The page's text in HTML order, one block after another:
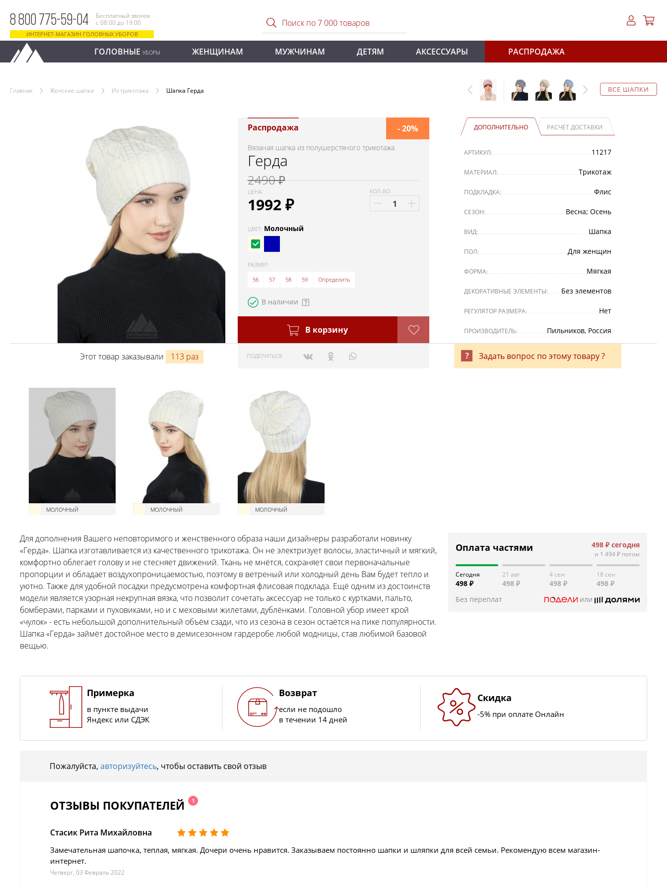
8 800 775-59-04
Бесплатный звонок
с 08:00 до 19:00
ИНТЕРНЕТ-МАГАЗИН ГОЛОВНЫХ УБОРОВ
ГОЛОВНЫЕ УБОРЫ ЖЕНЩИНАМ МУЖЧИНАМ ДЕТЯМ АКСЕССУАРЫ РАСПРОДАЖА
ВСЕ ШАПКИ
Главная Женские шапки Из трикотажа Шапка Герда
Распродажа
Вязаная шапка из полушерстяного трикотажа
Герда
2490 ₽
ЦЕНА
1992₽
- 20%
КОЛ-ВО
ЦВЕТ: Молочный
РАЗМЕР:
56
57 58 59 Определить
В наличии
В корзину
ПОДЕЛИТЬСЯ
ДОПОЛНИТЕЛЬНО РАСЧЕТ ДОСТАВКИ
АРТИКУЛ: 11217
МАТЕРИАЛ: Трикотаж
ПОДКЛАДКА: Флис
СЕЗОН: Весна; Осень
ВИД: Шапка
ПОЛ: Для женщин
ФОРМА: Мягкая
ДЕКОРАТИВНЫЕ ЭЛЕМЕНТЫ: Без элементов
РЕГУЛЯТОР РАЗМЕРА: Нет
ПРОИЗВОДИТЕЛЬ: Пильников, Россия
Этот товар заказывали 113 раз Задать вопрос по этому товару ?
МОЛОЧНЫЙ МОЛОЧНЫЙ МОЛОЧНЫЙ
Для дополнения Вашего неповторимого и женственного образа наши дизайнеры разработали новинку
«Герда». Шапка изготавливается из качественного трикотажа. Он не электризует волосы, эластичный и мягкий,
комфортно облегает голову и не стесняет движений. Ткань не мнётся, сохраняет свои первоначальные
пропорции и обладает воздухопроницаемостью, поэтому в ветреный или холодный день Вам будет тепло и
уютно. Также для удобной посадки предусмотрена комфортная флисовая подклада. Ещё одним из достоинств
модели является узорная некрупная вязка, что позволит сочетать аксессуар не только с куртками, пальто,
бомберами, парками и пуховиками, но и с меховыми жилетами, дублёнками. Головной убор имеет крой
«чулок» - есть небольшой дополнительный объём сзади, что из сезона в сезон остаётся на пике популярности.
Шапка «Герда» займёт достойное место в демисезонном гардеробе любой модницы, став любимой базовой
вещью.
Оплата частями 498 ₽сегодня
и 1 494 ₽потом
Сегодня
498 ₽
21 авг
498 ₽
4 сен
498 ₽
18 сен
498 ₽
Без переплат
или
Примерка
в пункте выдачи
Яндекс или СДЭК
Возврат
если не подошло
в течении 14 дней
Скидка
-5% при оплате Онлайн
Пожалуйста, авторизуйтесь, чтобы оставить свой отзыв
ОТЗЫВЫ ПОКУПАТЕЛЕЙ 1
Стасик Рита Михайловна
Замечательная шапочка, теплая, мягкая. Дочери очень нравится. Заказываем постоянно шапки и шляпки для всей семьи. Рекомендую всем магазин-
интернет.
Четверг, 03 Февраль 2022